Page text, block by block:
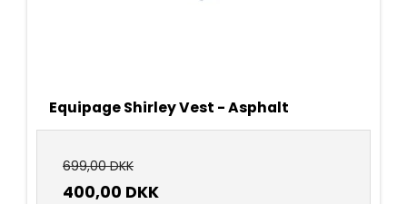
Equipage Shirley Vest - Asphalt
699,00 DKK
400,00 DKK